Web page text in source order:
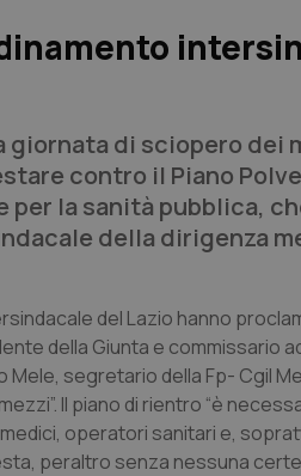
giornata di sciopero dei
contro il Piano
per la sanità pubblica,
della dirigenza
del Lazio hanno
della Giunta e commissario
segretario della Fp- Cgil
Il piano di rientro “è
operatori sanitari e,
peraltro senza nessuna